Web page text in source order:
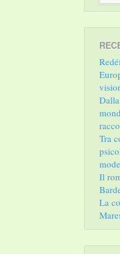
Tra
Il
La